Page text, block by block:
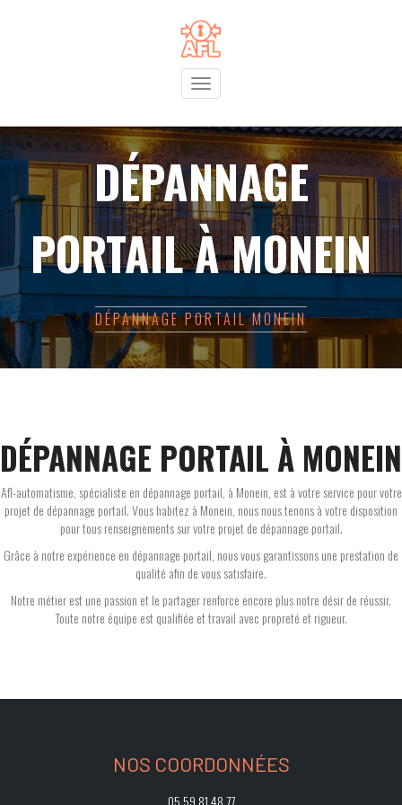
Toggle
navigation
DÉPANNAGE
PORTAIL À MONEIN
DÉPANNAGE PORTAIL MONEIN
DÉPANNAGE PORTAIL À MONEIN
Afl-automatisme, spécialiste en dépannage portail, à Monein, est à votre service pour votre
projet de dépannage portail. Vous habitez à Monein, nous nous tenons à votre disposition
pour tous renseignements sur votre projet de dépannage portail.
Grâce à notre expérience en dépannage portail, nous vous garantissons une prestation de
qualité afin de vous satisfaire.
Notre métier est une passion et le partager renforce encore plus notre désir de réussir.
Toute notre équipe est qualifiée et travail avec propreté et rigueur.
NOS COORDONNÉES
05 59 81 48 77